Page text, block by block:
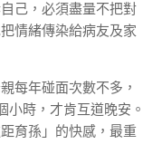
己，必須盡量不把對
情緒傳染給病友及家
每年碰面次數不多，
小時，才肯互道晚安。
育孫」的快感，最重